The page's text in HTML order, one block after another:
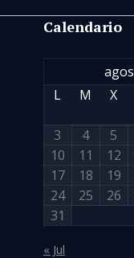
Calendario
L
M X
3
4 5
10
11 12
17
18 19
24
25 26
31
« Jul